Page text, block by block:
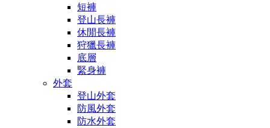
短褲
登山長褲
休閒長褲
狩獵長褲
底層
緊身褲
外套
登山外套
防風外套
防水外套